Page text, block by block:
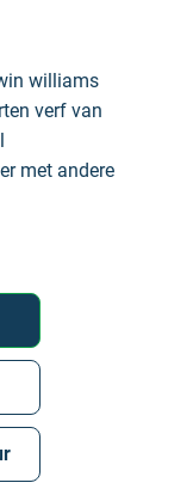
williams
verf van
met andere